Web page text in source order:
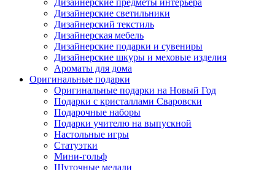
Дизайнерские предметы интерьера
Дизайнерские светильники
Дизайнерский текстиль
Дизайнерская мебель
Дизайнерские подарки и сувениры
Дизайнерские шкуры и меховые изделия
Ароматы для дома
Оригинальные подарки
Оригинальные подарки на Новый Год
Подарки с кристаллами Сваровски
Подарочные наборы
Подарки учителю на выпускной
Настольные игры
Статуэтки
Мини-гольф
Шуточные медали